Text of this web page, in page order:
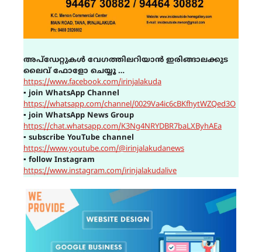
അപ്ഡേറ്റുകൾ വേഗത്തിലറിയാൻ ഇരിങ്ങാലക്കുട
ലൈവ് ഫോളോ ചെയ്യൂ …
https://www.facebook.com/irinjalakuda
▪join WhatsApp Channel
https://whatsapp.com/channel/0029Va4ic6cBKfhytWZQed3O
▪join WhatsApp News Group
https://chat.whatsapp.com/K3Ng4NRYDBR7baLXByhAEa
▪ subscribe YouTube channel
https://www.youtube.com/@irinjalakudanews
▪ follow Instagram
https://www.instagram.com/irinjalakudalive